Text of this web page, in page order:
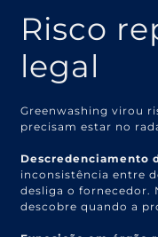
Risco
legal
Greenwashing virou
precisam estar no
Descredenciamento
inconsistência entre
desliga o fornecedor.
descobre quando a